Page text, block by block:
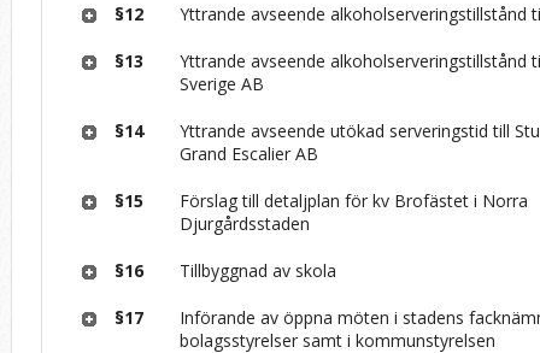
§12 Yttrande avseende alkoholserveringstillstånd
§13
Yttrande avseende alkoholserveringstillstånd
Sverige AB
§14
Yttrande avseende utökad serveringstid till
Grand Escalier AB
§15
Förslag till detaljplan för kv Brofästet i Norra
Djurgårdsstaden
§16 Tillbyggnad av skola
§17
Införande av öppna möten i stadens
bolagsstyrelser samt i kommunstyrelsen